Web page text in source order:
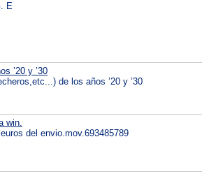
E
’20 y ’30
de los años ’20 y ’30
win.
del envio.mov.693485789